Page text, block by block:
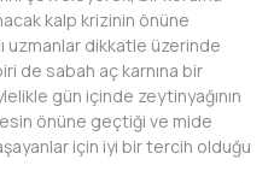
kalp krizinin önüne
uzmanlar dikkatle üzerinde
de sabah aç karnına bir
gün içinde zeytinyağının
önüne geçtiği ve mide
için iyi bir tercih olduğu